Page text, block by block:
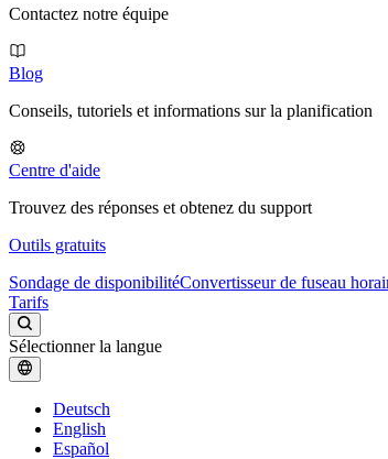
Contactez notre équipe
Blog
Conseils, tutoriels et informations sur la planification
Centre d'aide
Trouvez des réponses et obtenez du support
Outils gratuits
Sondage de disponibilitéConvertisseur de fuseau
Tarifs
Sélectionner la langue
Deutsch
English
Español